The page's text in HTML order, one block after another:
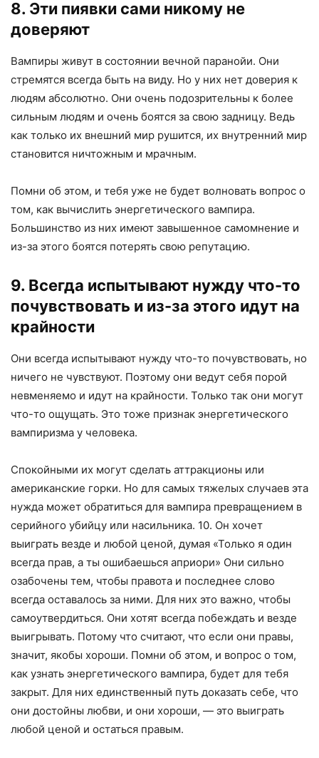
8. Эти пиявки сами никому не
доверяют
Вампиры живут в состоянии вечной паранойи. Они
стремятся всегда быть на виду. Но у них нет доверия к
людям абсолютно. Они очень подозрительны к более
сильным людям и очень боятся за свою задницу. Ведь
как только их внешний мир рушится, их внутренний мир
становится ничтожным и мрачным.
Помни об этом, и тебя уже не будет волновать вопрос о
том, как вычислить энергетического вампира.
Большинство из них имеют завышенное самомнение и
из-за этого боятся потерять свою репутацию.
9. Всегда испытывают нужду что-то
почувствовать и из-за этого идут на
крайности
Они всегда испытывают нужду что-то почувствовать, но
ничего не чувствуют. Поэтому они ведут себя порой
невменяемо и идут на крайности. Только так они могут
что-то ощущать. Это тоже признак энергетического
вампиризма у человека.
Спокойными их могут сделать аттракционы или
американские горки. Но для самых тяжелых случаев эта
нужда может обратиться для вампира превращением в
серийного убийцу или насильника. 10. Он хочет
выиграть везде и любой ценой, думая «Только я один
всегда прав, а ты ошибаешься априори» Они сильно
озабочены тем, чтобы правота и последнее слово
всегда оставалось за ними. Для них это важно, чтобы
самоутвердиться. Они хотят всегда побеждать и везде
выигрывать. Потому что считают, что если они правы,
значит, якобы хороши. Помни об этом, и вопрос о том,
как узнать энергетического вампира, будет для тебя
закрыт. Для них единственный путь доказать себе, что
они достойны любви, и они хороши, — это выиграть
любой ценой и остаться правым.